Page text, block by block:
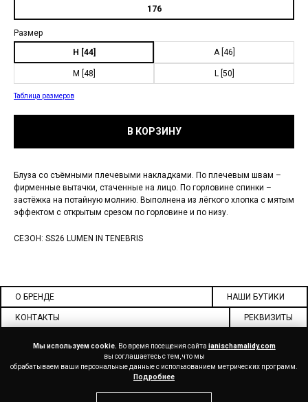
176
Размер
H [44]
A [46]
M [48] L [50]
Таблица размеров
В КОРЗИНУ
Блуза со съёмными плечевыми накладками. По плечевым швам –
фирменные вытачки, стаченные на лицо. По горловине спинки –
застёжка на потайную молнию. Выполнена из лёгкого хлопка с мятым
эффектом с открытым срезом по горловине и по низу.
СЕЗОН: SS26 LUMEN IN TENEBRIS
О БРЕНДЕ НАШИ БУТИКИ
КОНТАКТЫ РЕКВИЗИТЫ
Мы используем cookie. Во время посещения сайта ianischamalidy.com
вы соглашаетесь с тем, что мы
обрабатываем ваши персональные данные с использованием метрических программ.
Подробнее